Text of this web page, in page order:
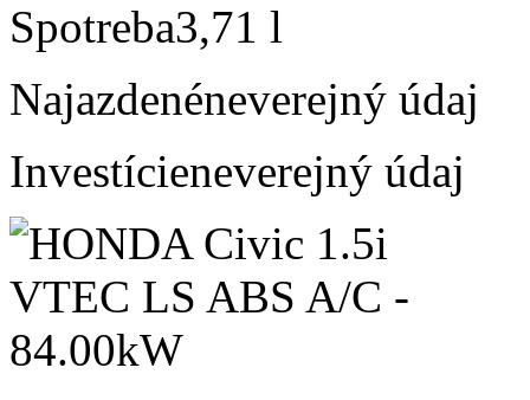
Spotreba3,71 l
Najazdenéneverejný údaj
Investícieneverejný údaj